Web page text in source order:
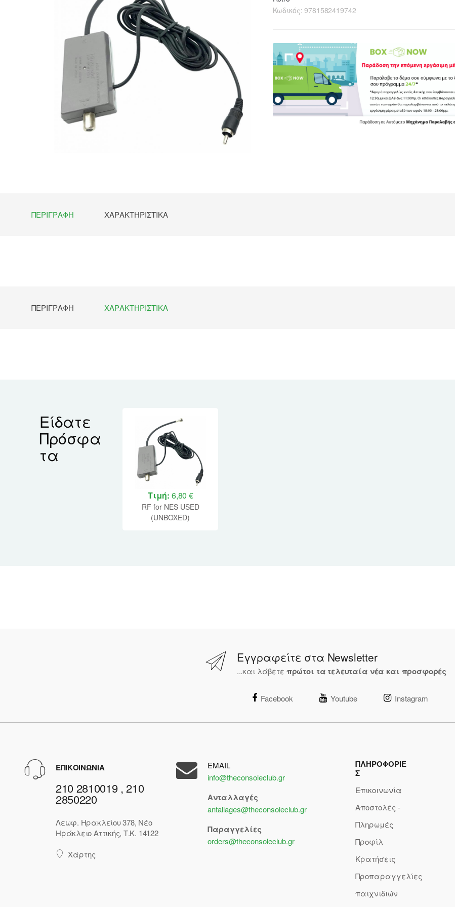
Κωδικός:9781582419742
ΠΕΡΙΓΡΑΦΉ ΧΑΡΑΚΤΗΡΙΣΤΙΚΆ
ΠΕΡΙΓΡΑΦΉ ΧΑΡΑΚΤΗΡΙΣΤΙΚΆ
Είδατε
Πρόσφα
τα
Τιμή: 6,80 €
RF for NES USED
(UNBOXED)
Εγγραφείτε στα Newsletter
...και λάβετε πρώτοι τα τελευταία νέα και προσφορές
Facebook Youtube Instagram
ΕΠΙΚΟΙΝΩΝΙΑ
210 2810019 , 210
2850220
Λεωφ. Ηρακλείου 378, Νέο
Ηράκλειο Αττικής, Τ.Κ. 14122
Χάρτης
EMAIL
info@theconsoleclub.gr
Ανταλλαγές
antallages@theconsoleclub.gr
Παραγγελίες
orders@theconsoleclub.gr
ΠΛΗΡΟΦΟΡΙΕ
Σ
Επικοινωνία
Αποστολές -
Πληρωμές
Προφίλ
Κρατήσεις
Προπαραγγελίες
παιχνιδιών